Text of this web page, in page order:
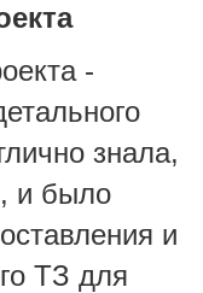
-
знала,
и было
и
ТЗ для